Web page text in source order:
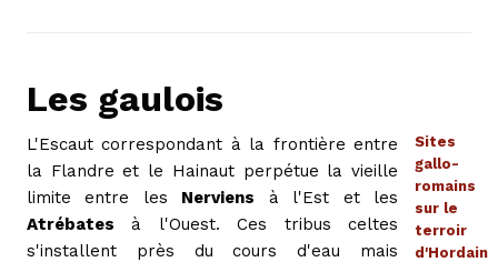
Les gaulois
Sites
gallo-
romains
sur le
terroir
d'Hordain
L'Escaut correspondant à la frontière entre
la Flandre et le Hainaut perpétue la vieille
limite entre les Nerviens à l'Est et les
Atrébates à l'Ouest. Ces tribus celtes
s'installent près du cours d'eau mais